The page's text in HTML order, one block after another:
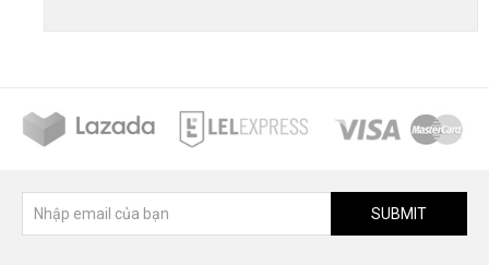
SUBMIT